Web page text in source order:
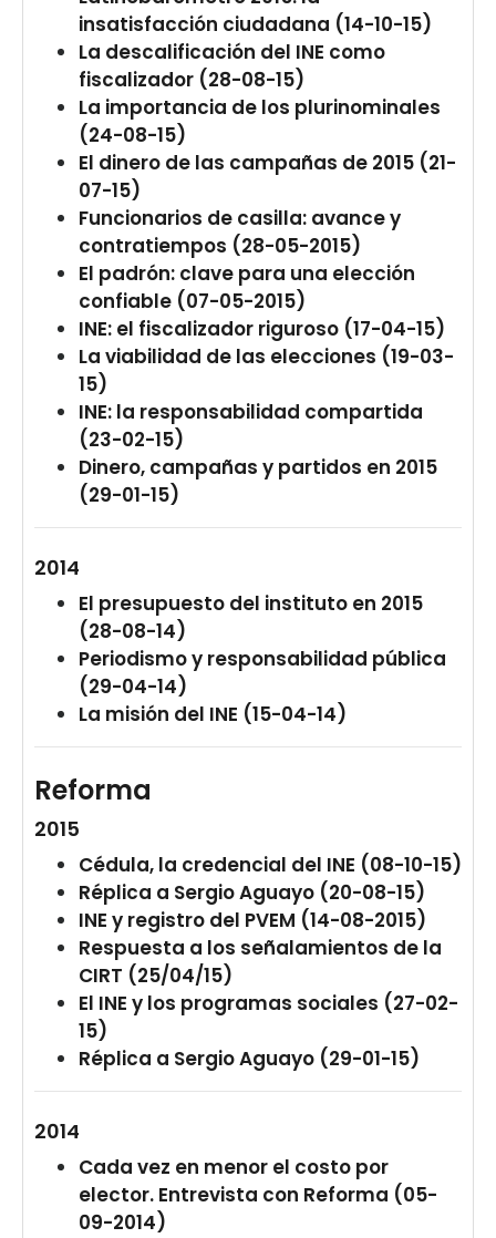
insatisfacción ciudadana (14-10-15)
La descalificación del INE como
fiscalizador (28-08-15)
La importancia de los plurinominales
(24-08-15)
El dinero de las campañas de 2015 (21-
07-15)
Funcionarios de casilla: avance y
contratiempos (28-05-2015)
El padrón: clave para una elección
confiable (07-05-2015)
INE: el fiscalizador riguroso (17-04-15)
La viabilidad de las elecciones (19-03-
15)
INE: la responsabilidad compartida
(23-02-15)
Dinero, campañas y partidos en 2015
(29-01-15)
2014
El presupuesto del instituto en 2015
(28-08-14)
Periodismo y responsabilidad pública
(29-04-14)
La misión del INE (15-04-14)
Reforma
2015
Cédula, la credencial del INE (08-10-15)
Réplica a Sergio Aguayo (20-08-15)
INE y registro del PVEM (14-08-2015)
Respuesta a los señalamientos de la
CIRT (25/04/15)
El INE y los programas sociales (27-02-
15)
Réplica a Sergio Aguayo (29-01-15)
2014
Cada vez en menor el costo por
elector. Entrevista con Reforma (05-
09-2014)